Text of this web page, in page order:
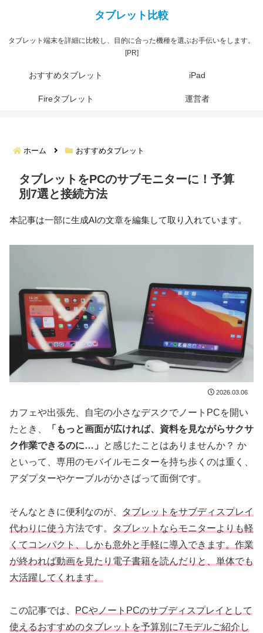
タブレット端末を詳細に比較し、目的に合った機種を選ぶお手伝いをします。
[PR]
おすすめタブレット iPad
Fireタブレット 運営者
ホーム おすすめタブレット
タブレットをPCのサブモニターに！予算
別7選と接続方法
本記事は一部に生成AIの文章を編集して取り入れています。
2026.03.06
カフェや出張先、自宅の小さなデスクでノートPCを開い
たとき、
「もっと画面が広ければ、資料を見ながらサクサ
ク作業できるのに…」
と感じたことはありませんか？ か
といって、専用のモバイルモニターを持ち歩くのは重く、
アダプターやケーブルがかさばって面倒です。
そんなときに便利なのが、
タブレットをサブディスプレイ
代わりに使う 方法です。
タブレットならモニターよりも軽
くてコンパクト、しかも意外と手軽に導入できます。作業
が終われば動画を見たり電子書籍を読んだりと、単体でも
大活躍してくれます。
この記事では、
PCやノートPCのサブディスプレイとして
使えるおすすめのタブレットを予算別に7モデルご紹介し